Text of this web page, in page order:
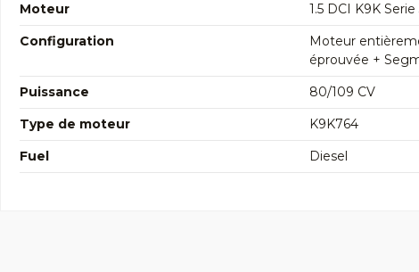
Moteur
1.5 DCI K9K Serie
Configuration
Moteur
éprouvée +
Puissance
80/109 CV
Type de moteur
K9K764
Fuel
Diesel